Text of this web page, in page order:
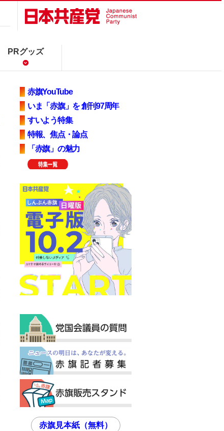
PRグッズ
赤旗YouTube
いま「赤旗」を 創刊97周年
すいよう特集
特報、焦点・論点
「赤旗」の魅力
赤旗見本紙（無料）